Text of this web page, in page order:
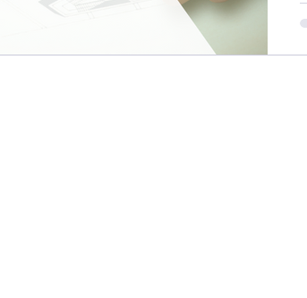
Casa Strategia di Vendita